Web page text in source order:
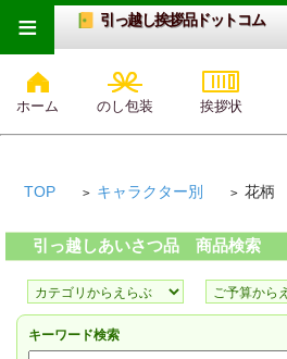
引っ越し挨拶品ドットコム
ホーム のし包装 挨拶状
≡
TOP > キャラクター別 > 花柄
引っ越しあいさつ品 商品検索
キーワード検索